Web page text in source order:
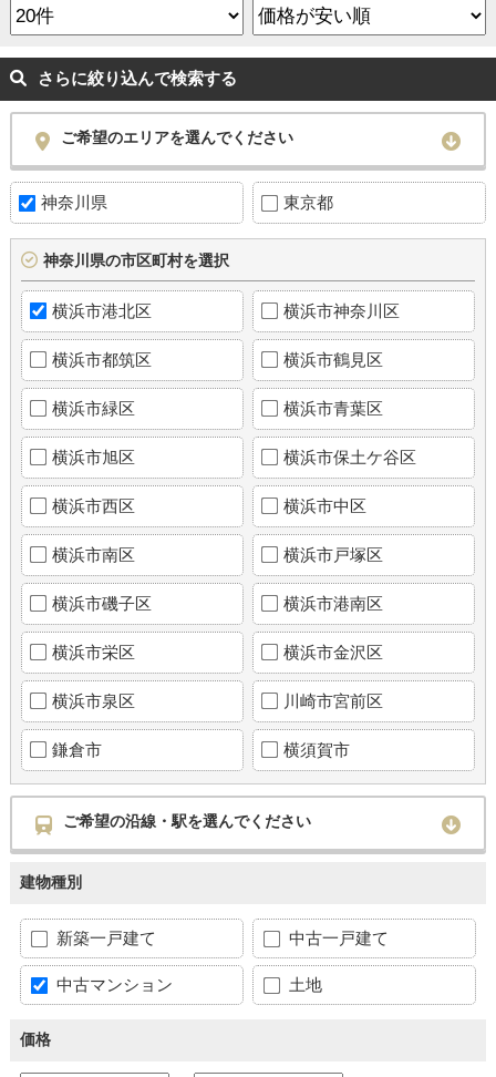
さらに絞り込んで検索する
ご希望のエリアを選んでください
神奈川県 東京都
神奈川県の市区町村を選択
横浜市港北区 横浜市神奈川区
横浜市都筑区 横浜市鶴見区
横浜市緑区 横浜市青葉区
横浜市旭区 横浜市保土ケ谷区
横浜市西区 横浜市中区
横浜市南区 横浜市戸塚区
横浜市磯子区 横浜市港南区
横浜市栄区 横浜市金沢区
横浜市泉区 川崎市宮前区
鎌倉市 横須賀市
ご希望の沿線・駅を選んでください
建物種別
新築一戸建て 中古一戸建て
中古マンション 土地
価格